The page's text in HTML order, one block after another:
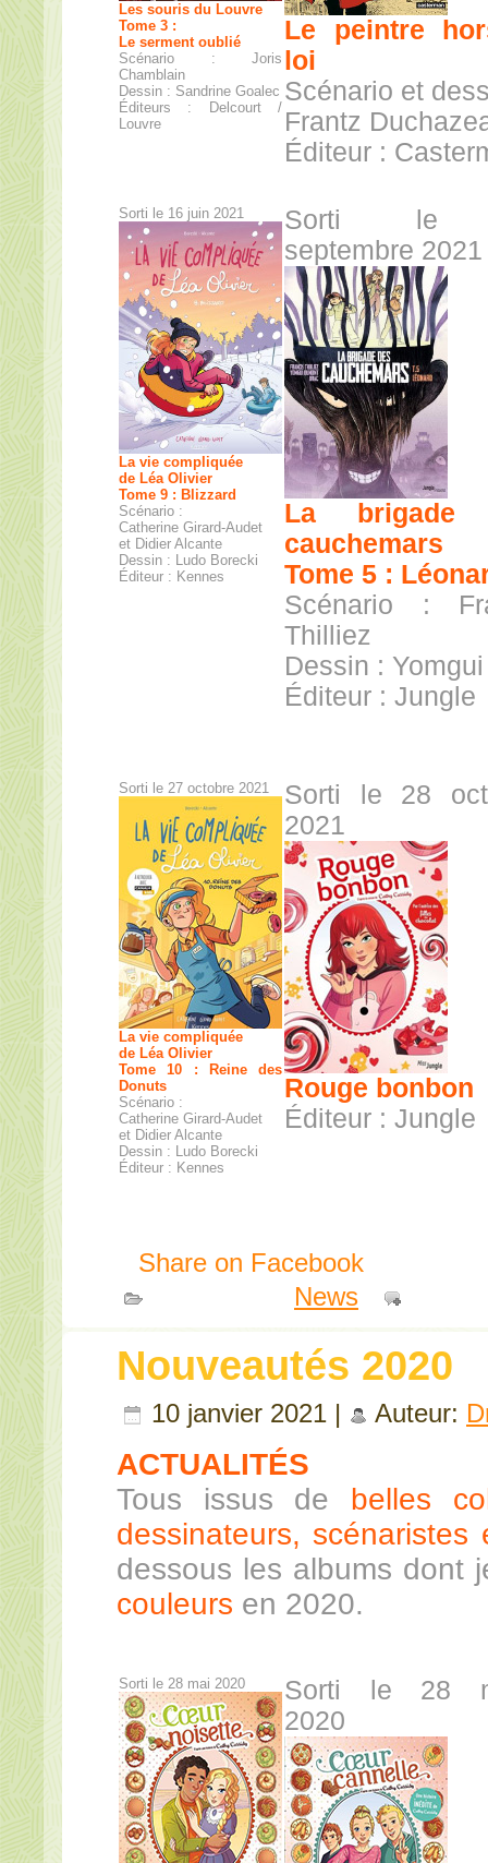
Les souris du Louvre
Tome 3 :
Le serment oublié
Scénario : Joris
Chamblain
Dessin : Sandrine Goalec
Éditeurs : Delcourt /
Louvre
Le peintre
loi
Scénario et
Frantz
Éditeur :
Sorti le 16 juin 2021
La vie compliquée
de Léa Olivier
Tome 9 : Blizzard
Scénario :
Catherine Girard-Audet
et Didier Alcante
Dessin : Ludo Borecki
Éditeur : Kennes
Sorti le
septembre 2021
La brigade
cauchemars
Tome 5 :
Scénario :
Thilliez
Dessin : Yomgui
Éditeur : Jungle
Sorti le 27 octobre 2021
La vie compliquée
de Léa Olivier
Tome 10 : Reine des
Donuts
Scénario :
Catherine Girard-Audet
et Didier Alcante
Dessin : Ludo Borecki
Éditeur : Kennes
Sorti le 28
2021
Rouge bonbon
Éditeur : Jungle
Share on Facebook
News
Nouveautés 2020
10 janvier 2021 | Auteur:
ACTUALITÉS
Tous issus de belles
dessinateurs, scénaristes
dessous les albums dont
couleurs en 2020.
Sorti le 28 mai 2020
Sorti le 28
2020